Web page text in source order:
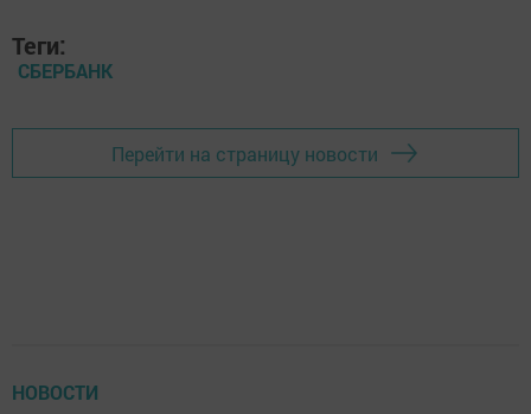
Теги:
СБЕРБАНК
Перейти на страницу новости
НОВОСТИ